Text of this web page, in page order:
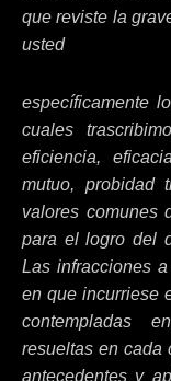
que reviste la
usted
específicamente
cuales
eficiencia,
mutuo, probidad
valores comunes
para el logro del
Las infracciones
en que incurriese
contempladas
resueltas en cada
antecedentes y